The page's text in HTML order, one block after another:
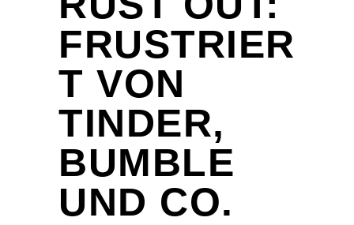
FRUSTRIER
T VON
TINDER,
BUMBLE
UND CO.